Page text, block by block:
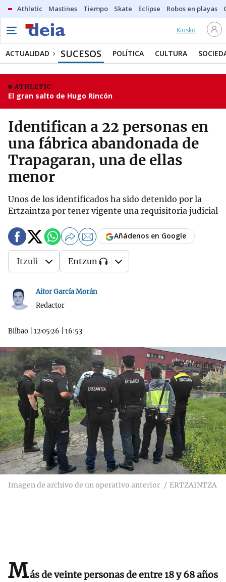
Athletic Mastines Tiempo Skate Eclipse Robos en playas
Kiosko
ACTUALIDAD SUCESOS POLÍTICA CULTURA
ATHLETIC
El gran salto de Hugo Rincón
Identifican a 22 personas en
una fábrica abandonada de
Trapagaran, una de ellas
menor
Unos de los identificados ha sido detenido por la
Ertzaintza por tener vigente una requisitoria judicial
Aitor García Morán
Redactor
Bilbao 12·05·26 16:53
Añádenos en Google
Itzuli Entzun
Imagen de archivo de un operativo anterior ERTZAINTZA
Más de veinte personas de entre 18 y 68 años